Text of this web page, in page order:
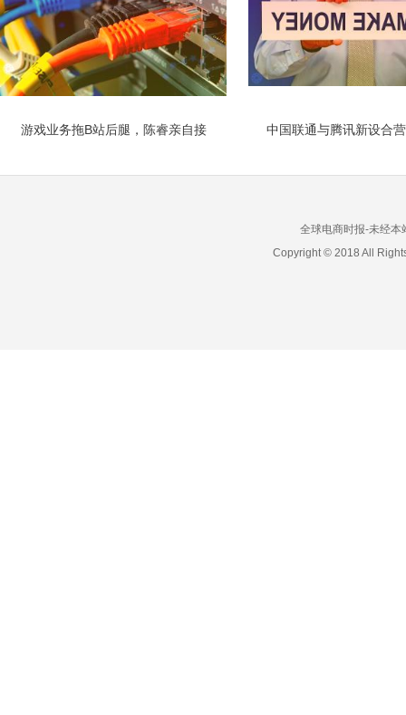
游戏业务拖B站后腿，陈睿亲自接 中国联通与腾讯新设合
全球电商时报-未经
Copyright © 2018 All